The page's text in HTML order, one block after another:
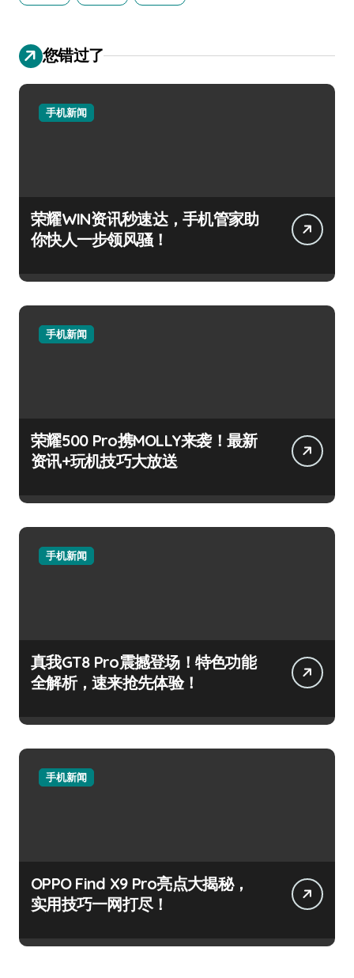
您错过了
手机新闻
荣耀WIN资讯秒速达，手机管家助
你快人一步领风骚！
手机新闻
荣耀500 Pro携MOLLY来袭！最新
资讯+玩机技巧大放送
手机新闻
真我GT8 Pro震撼登场！特色功能
全解析，速来抢先体验！
手机新闻
OPPO Find X9 Pro亮点大揭秘，
实用技巧一网打尽！